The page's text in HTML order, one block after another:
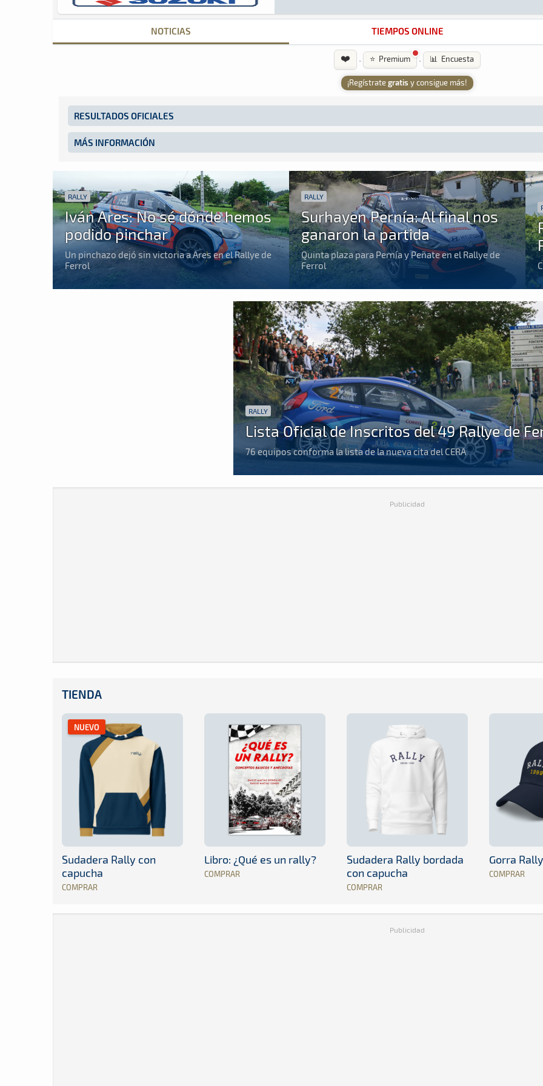
NOTICIAS TIEMPOS ONLINE
❤️ · ⭐ Premium · 📊 Encuesta
¡Regístrategratis y consigue más!
RESULTADOS OFICIALES
MÁS INFORMACIÓN
RALLY
Iván Ares: No sé dónde hemos
podido pinchar
Un pinchazo dejó sin victoria a Ares en el Rallye de
Ferrol
RALLY
Surhayen Pernía: Al final nos
ganaron la partida
Quinta plaza para Pernía y Peñate en el Rallye de
Ferrol
RALLY
Lista Oficial de Inscritos del 49 Rallye de
76 equipos conforma la lista de la nueva cita del CERA
Publicidad
TIENDA
NUEVO
Sudadera Rally con
capucha
COMPRAR
Libro: ¿Qué es un rally?
COMPRAR
Sudadera Rally bordada
con capucha
COMPRAR
Gorra
COMPRAR
Publicidad